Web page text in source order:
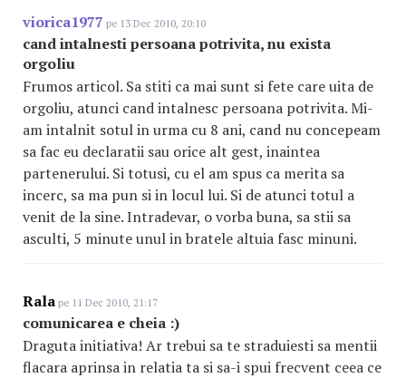
viorica1977 pe 13 Dec 2010, 20:10
cand intalnesti persoana potrivita, nu exista
orgoliu
Frumos articol. Sa stiti ca mai sunt si fete care uita de
orgoliu, atunci cand intalnesc persoana potrivita. Mi-
am intalnit sotul in urma cu 8 ani, cand nu concepeam
sa fac eu declaratii sau orice alt gest, inaintea
partenerului. Si totusi, cu el am spus ca merita sa
incerc, sa ma pun si in locul lui. Si de atunci totul a
venit de la sine. Intradevar, o vorba buna, sa stii sa
asculti, 5 minute unul in bratele altuia fasc minuni.
Rala pe 11 Dec 2010, 21:17
comunicarea e cheia :)
Draguta initiativa! Ar trebui sa te straduiesti sa mentii
flacara aprinsa in relatia ta si sa-i spui frecvent ceea ce